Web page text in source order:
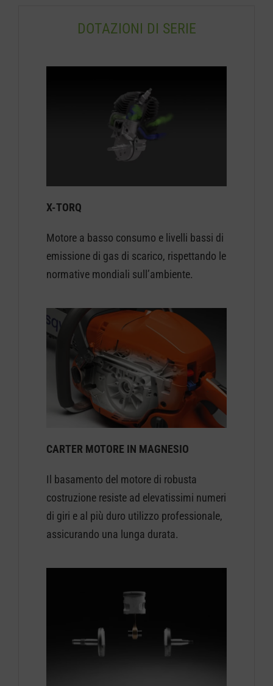
DOTAZIONI DI SERIE
X-TORQ
Motore a basso consumo e livelli bassi di
emissione di gas di scarico, rispettando le
normative mondiali sull’ambiente.
CARTER MOTORE IN MAGNESIO
Il basamento del motore di robusta
costruzione resiste ad elevatissimi numeri
di giri e al più duro utilizzo professionale,
assicurando una lunga durata.